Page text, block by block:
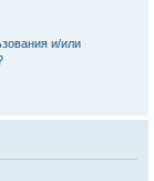
и/или